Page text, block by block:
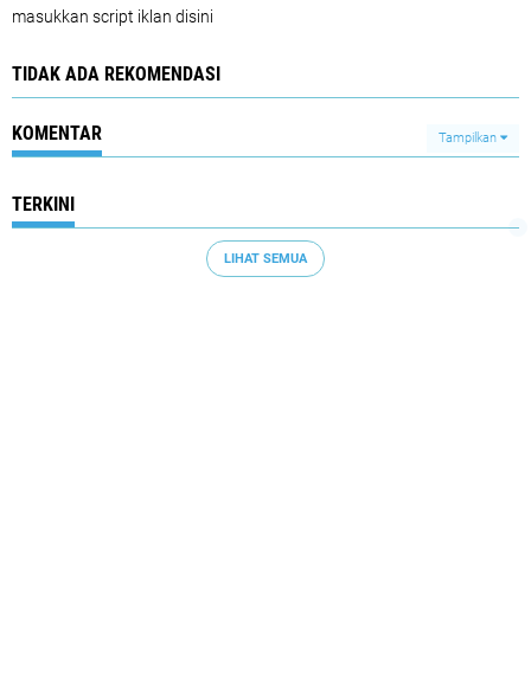
masukkan script iklan disini
TIDAK ADA REKOMENDASI
KOMENTAR Tampilkan
TERKINI
LIHAT SEMUA